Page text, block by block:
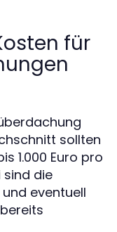
für
sollten
1.000 Euro pro
sind die
eventuell